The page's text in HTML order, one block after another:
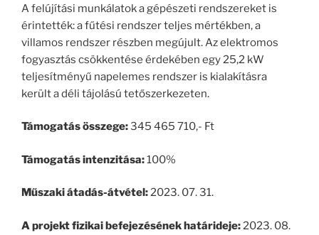
A felújítási munkálatok a gépészeti rendszereket is
érintették: a fűtési rendszer teljes mértékben, a
villamos rendszer részben megújult. Az elektromos
fogyasztás csökkentése érdekében egy 25,2 kW
teljesítményű napelemes rendszer is kialakításra
került a déli tájolású tetőszerkezeten.
Támogatás összege:345 465 710,- Ft
Támogatás intenzitása:100%
Műszaki átadás-átvétel:2023. 07. 31.
A projekt fizikai befejezésének határideje:2023. 08.